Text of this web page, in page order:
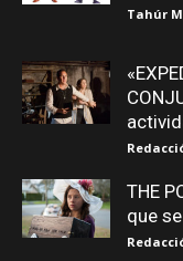
Tahúr
THE
que